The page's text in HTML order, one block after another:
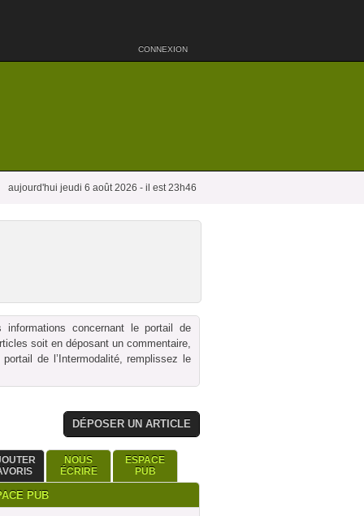
CONNEXION
aujourd'hui jeudi 6 août 2026 - il est 23h46
concernant le portail de
soit en déposant un commentaire,
de l’Intermodalité, remplissez le
DÉPOSER UN ARTICLE
NOUS
ÉCRIRE
ESPACE
PUB
PUB